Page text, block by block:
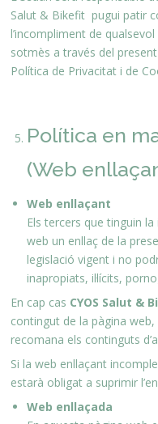
Salut & Bikefit pugui patir
l’incompliment de
sotmès a través del
Política de Privacitat i de
Política en
(Web
Web enllaçant
Els tercers que tinguin
web un enllaç de la
legislació vigent i no
inapropiats, il·lícits,
En cap cas CYOS Salut &
contingut de la pàgina
recomana els continguts
Si la web enllaçant
estarà obligat a suprimir
Web enllaçada